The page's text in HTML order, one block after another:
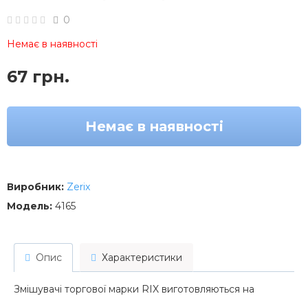
0
Немає в наявності
67 грн.
Немає в наявності
Виробник: Zerix
Модель: 4165
Опис Характеристики
Змішувачі торгової марки RIX виготовляються на